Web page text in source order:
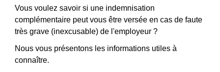
Vous voulez savoir si une indemnisation
complémentaire peut vous être versée en cas de faute
très grave (inexcusable) de l'employeur ?
Nous vous présentons les informations utiles à
connaître.